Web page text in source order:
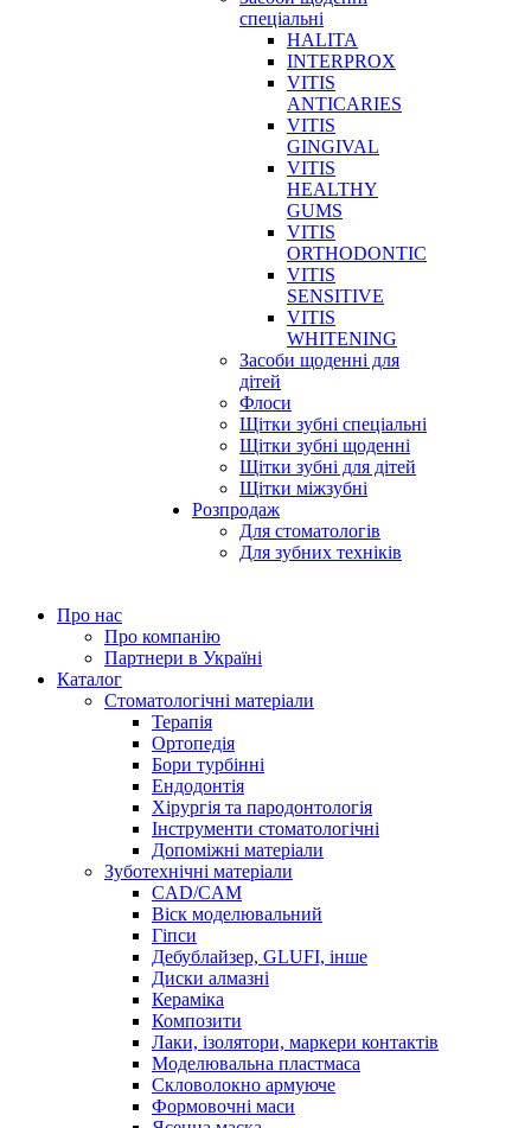
спеціальні
HALITA
INTERPROX
VITIS
ANTICARIES
VITIS
GINGIVAL
VITIS
HEALTHY
GUMS
VITIS
ORTHODONTIC
VITIS
SENSITIVE
VITIS
WHITENING
Засоби щоденні для
дітей
Флоси
Щітки зубні спеціальні
Щітки зубні щоденні
Щітки зубні для дітей
Щітки міжзубні
Розпродаж
Для стоматологів
Для зубних техніків
Про нас
Про компанію
Партнери в Україні
Каталог
Стоматологічні матеріали
Терапія
Ортопедія
Бори турбінні
Ендодонтія
Хірургія та пародонтологія
Інструменти стоматологічні
Допоміжні матеріали
Зуботехнічні матеріали
CAD/CAM
Віск моделювальний
Гіпси
Дебублайзер, GLUFI, інше
Диски алмазні
Кераміка
Композити
Лаки, ізолятори, маркери контактів
Моделювальна пластмаса
Скловолокно армуюче
Формовочні маси